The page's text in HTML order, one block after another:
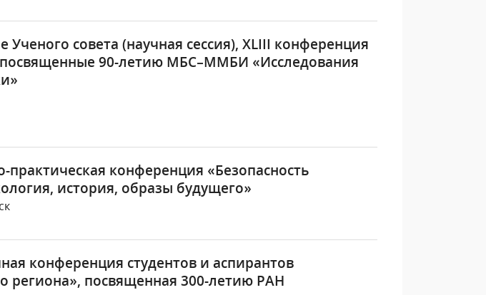
Ученого совета (научная сессия), XLIII конференция
90-летию МБС–ММБИ «Исследования
конференция «Безопасность
история, образы будущего»
конференция студентов и аспирантов
региона», посвященная 300-летию РАН